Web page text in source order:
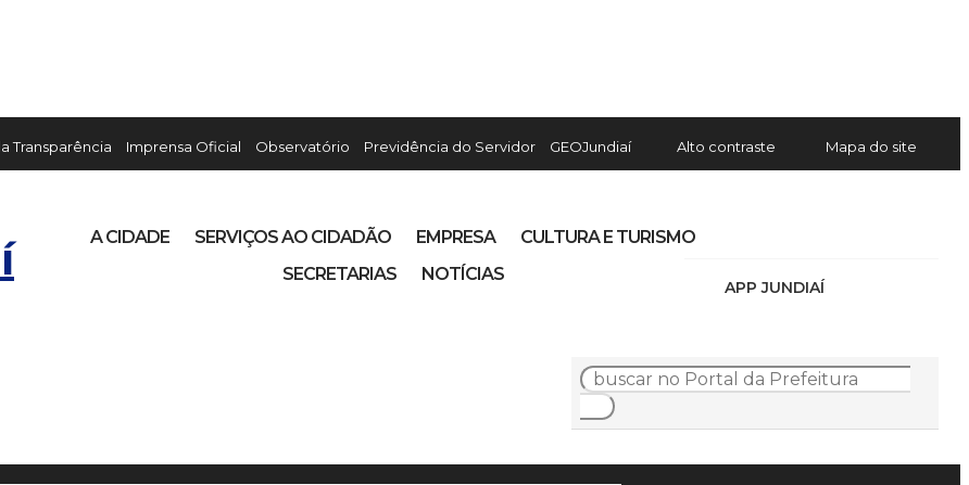
Transparência Imprensa Oficial Observatório Previdência do Servidor GEOJundiaí Alto contraste Mapa do site
APP JUNDIAÍ
A CIDADE SERVIÇOS AO CIDADÃO EMPRESA
CULTURA E TURISMO
SECRETARIAS
NOTÍCIAS